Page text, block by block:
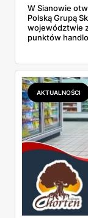
W Sianowie
Polską Grupą
województwie
punktów
AKTUALNOŚCI